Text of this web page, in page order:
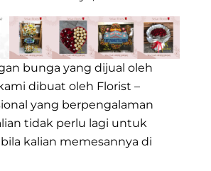
bunga yang dijual oleh
dibuat oleh Florist –
yang berpengalaman
tidak perlu lagi untuk
kalian memesannya di